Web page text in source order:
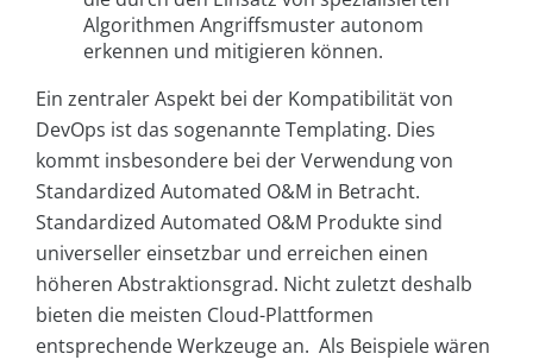
Algorithmen Angriffsmuster autonom
erkennen und mitigieren können.
Ein zentraler Aspekt bei der Kompatibilität von
DevOps ist das sogenannte Templating. Dies
kommt insbesondere bei der Verwendung von
Standardized Automated O&M in Betracht.
Standardized Automated O&M Produkte sind
universeller einsetzbar und erreichen einen
höheren Abstraktionsgrad. Nicht zuletzt deshalb
bieten die meisten Cloud-Plattformen
entsprechende Werkzeuge an. Als Beispiele wären